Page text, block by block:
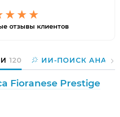
отзывы клиентов
120 ИИ-ПОИСК
Fioranese Prestige